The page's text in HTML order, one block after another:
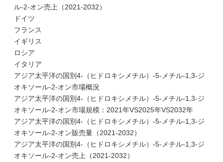
ル-2-オン売上（2021-2032）
ドイツ
フランス
イギリス
ロシア
イタリア
アジア太平洋の国別4-（ヒドロキシメチル）-5-メチル-1,3-ジ
オキソール-2-オン市場概況
アジア太平洋の国別4-（ヒドロキシメチル）-5-メチル-1,3-ジ
オキソール-2-オン市場規模：2021年VS2025年VS2032年
アジア太平洋の国別4-（ヒドロキシメチル）-5-メチル-1,3-ジ
オキソール-2-オン販売量（2021-2032）
アジア太平洋の国別4-（ヒドロキシメチル）-5-メチル-1,3-ジ
オキソール-2-オン売上（2021-2032）